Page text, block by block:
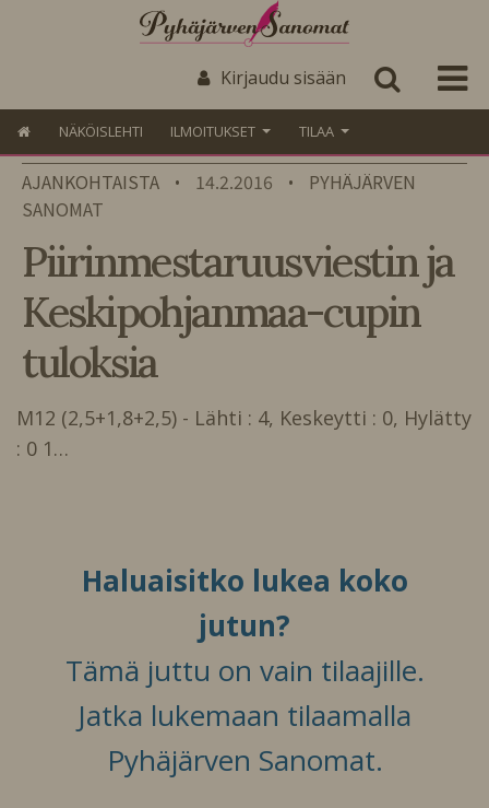
Kirjaudu sisään
NÄKÖISLEHTI ILMOITUKSET TILAA
AJANKOHTAISTA • 14.2.2016 •
PYHÄJÄRVEN
SANOMAT
Piirinmestaruusviestin ja
Keskipohjanmaa-cupin
tuloksia
M12 (2,5+1,8+2,5) - Lähti : 4, Keskeytti : 0, Hylätty
: 0 1…
Haluaisitko lukea koko
jutun?
Tämä juttu on vain tilaajille.
Jatka lukemaan tilaamalla
Pyhäjärven Sanomat.